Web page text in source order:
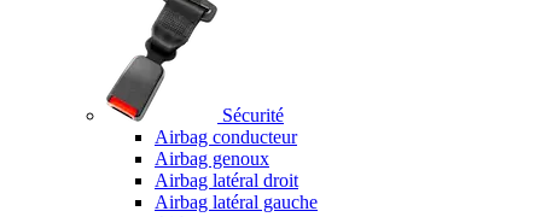
Sécurité
Airbag conducteur
Airbag genoux
Airbag latéral droit
Airbag latéral gauche